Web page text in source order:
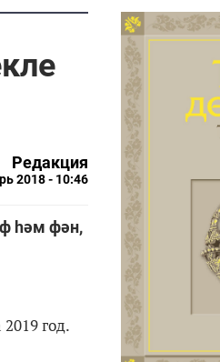
Редакция
2018 - 10:46
һәм фән,
год.